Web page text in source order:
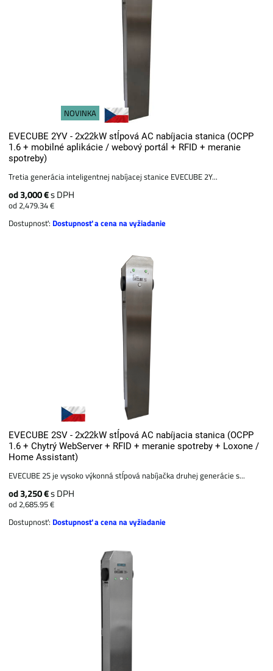
NOVINKA
EVECUBE 2YV - 2x22kW stĺpová AC nabíjacia stanica (OCPP
1.6 + mobilné aplikácie / webový portál + ​​RFID + meranie
spotreby)
Tretia generácia inteligentnej nabíjacej stanice EVECUBE 2Y...
od 3,000 €s DPH
od 2,479.34 €
Dostupnosť: Dostupnosť a cena na vyžiadanie
EVECUBE 2SV - 2x22kW stĺpová AC nabíjacia stanica (OCPP
1.6 + Chytrý WebServer + RFID + meranie spotreby + Loxone /
Home Assistant)
EVECUBE 2S je vysoko výkonná stĺpová nabíjačka druhej generácie s...
od 3,250 €s DPH
od 2,685.95 €
Dostupnosť: Dostupnosť a cena na vyžiadanie